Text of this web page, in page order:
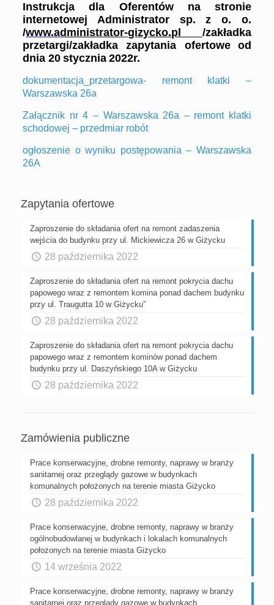
Instrukcja dla Oferentów na stronie
internetowej Administrator sp. z o. o.
/www.administrator-gizycko.pl /zakładka
przetargi/zakładka zapytania ofertowe
od
dnia20 stycznia 2022r.
dokumentacja_przetargowa- remont klatki –
Warszawska 26a
Załącznik nr 4 – Warszawska 26a – remont klatki
schodowej – przedmiar robót
ogłoszenie o wyniku postępowania – Warszawska
26A
Zapytania ofertowe
Zaproszenie do składania ofert na remont zadaszenia
wejścia do budynku przy ul. Mickiewicza 26 w Giżycku
28 października 2022
Zaproszenie do składania ofert na remont pokrycia dachu
papowego wraz z remontem komina ponad dachem budynku
przy ul. Traugutta 10 w Giżycku”
28 października 2022
Zaproszenie do składania ofert na remont pokrycia dachu
papowego wraz z remontem kominów ponad dachem
budynku przy ul. Daszyńskiego 10A w Giżycku
28 października 2022
Zamówienia publiczne
Prace konserwacyjne, drobne remonty, naprawy w branży
sanitarnej oraz przeglądy gazowe w budynkach
komunalnych położonych na terenie miasta Giżycko
28 października 2022
Prace konserwacyjne, drobne remonty, naprawy w branży
ogólnobudowlanej w budynkach i lokalach komunalnych
położonych na terenie miasta Giżycko
14 września 2022
Prace konserwacyjne, drobne remonty, naprawy w branży
sanitarnej oraz przeglądy gazowe w budynkach